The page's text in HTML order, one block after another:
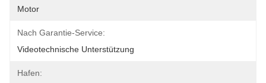
Motor
Nach Garantie-Service:
Videotechnische Unterstützung
Hafen: